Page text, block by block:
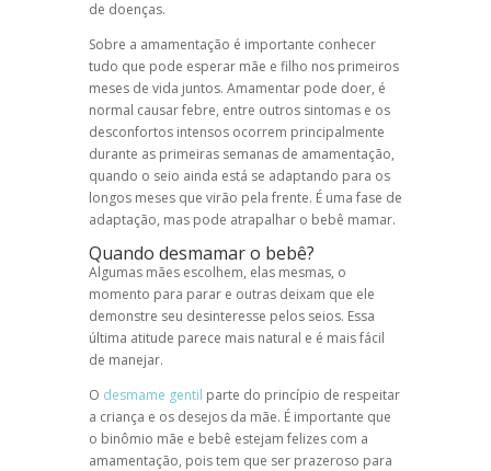
de doenças.
Sobre a amamentação é importante conhecer
tudo que pode esperar mãe e filho nos primeiros
meses de vida juntos. Amamentar pode doer, é
normal causar febre, entre outros sintomas e os
desconfortos intensos ocorrem principalmente
durante as primeiras semanas de amamentação,
quando o seio ainda está se adaptando para os
longos meses que virão pela frente. É uma fase de
adaptação, mas pode atrapalhar o bebê mamar.
Quando desmamar o bebê?
Algumas mães escolhem, elas mesmas, o
momento para parar e outras deixam que ele
demonstre seu desinteresse pelos seios. Essa
última atitude parece mais natural e é mais fácil
de manejar.
O desmame gentil parte do princípio de respeitar
a criança e os desejos da mãe. É importante que
o binômio mãe e bebê estejam felizes com a
amamentação, pois tem que ser prazeroso para